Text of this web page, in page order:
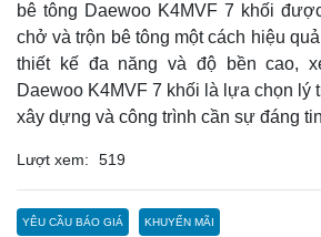
bê tông Daewoo K4MVF 7 khối
chở và trộn bê tông một cách hiệu
thiết kế đa năng và độ bền cao,
Daewoo K4MVF 7 khối là lựa chọn lý
xây dựng và công trình cần sự đáng
Lượt xem: 519
YÊU CẦU BÁO GIÁ KHUYẾN MÃI